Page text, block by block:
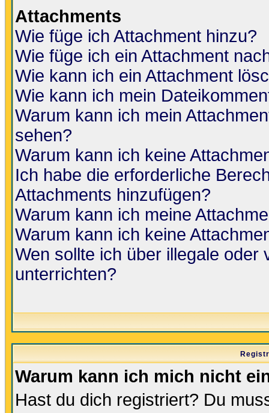
Attachments
Wie füge ich Attachment hinzu?
Wie füge ich ein Attachment
Wie kann ich ein Attachment
Wie kann ich mein
Warum kann ich mein
sehen?
Warum kann ich keine
Ich habe die erforderliche
Attachments hinzufügen?
Warum kann ich meine
Warum kann ich keine
Wen sollte ich über illegale oder
unterrichten?
Warum kann ich mich nicht
Hast du dich registriert? Du